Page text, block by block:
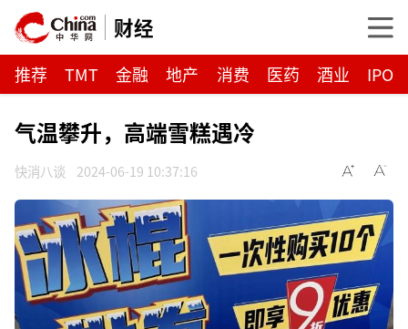
财经
推荐 TMT 金融 地产 消费 医药 酒业 IPO
气温攀升，高端雪糕遇冷
快消八谈 2024-06-19 10:37:16